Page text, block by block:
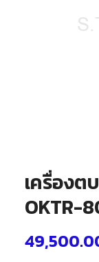
เครื่องต
OKTR-